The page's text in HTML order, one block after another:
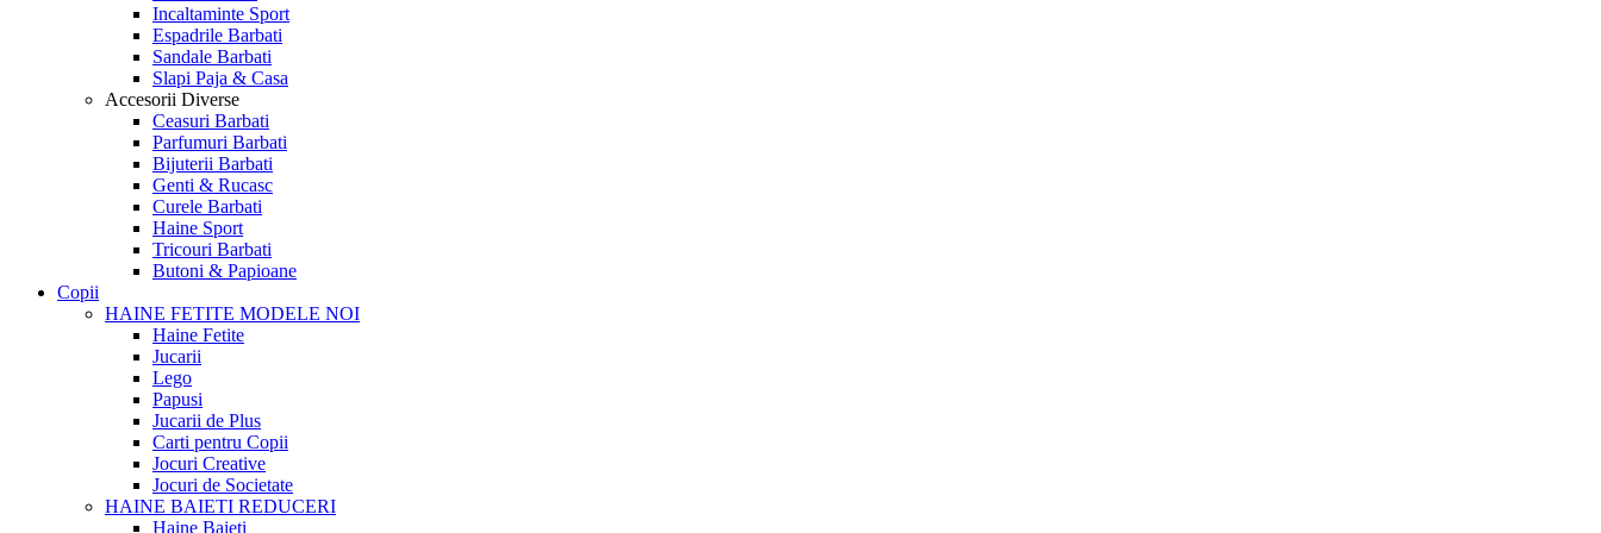
Incaltaminte Sport
Espadrile Barbati
Sandale Barbati
Slapi Paja & Casa
Accesorii Diverse
Ceasuri Barbati
Parfumuri Barbati
Bijuterii Barbati
Genti & Rucasc
Curele Barbati
Haine Sport
Tricouri Barbati
Butoni & Papioane
Copii
HAINE FETITE MODELE NOI
Haine Fetite
Jucarii
Lego
Papusi
Jucarii de Plus
Carti pentru Copii
Jocuri Creative
Jocuri de Societate
HAINE BAIETI REDUCERI
Haine Baieti